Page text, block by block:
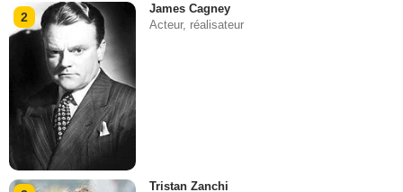
2
James Cagney
Acteur, réalisateur
Tristan Zanchi